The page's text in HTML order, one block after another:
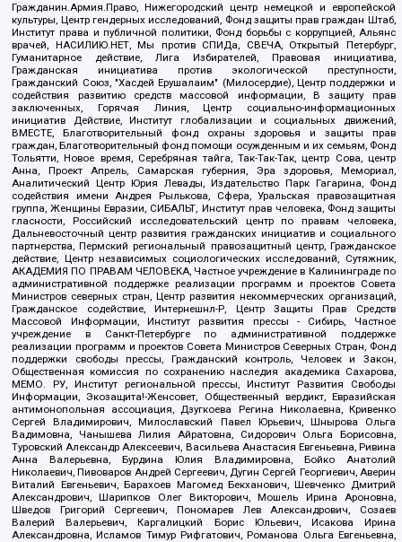
Гражданин.Армия.Право, Нижегородский центр немецкой и европейской
культуры, Центр гендерных исследований, Фонд защиты прав граждан Штаб,
Институт права и публичной политики, Фонд борьбы с коррупцией, Альянс
врачей, НАСИЛИЮ.НЕТ, Мы против СПИДа, СВЕЧА, Открытый Петербург,
Гуманитарное действие, Лига Избирателей, Правовая инициатива,
Гражданская инициатива против экологической преступности,
Гражданский Союз, "Хасдей Ерушалаим" (Милосердие), Центр поддержки и
содействия развитию средств массовой информации, В защиту прав
заключенных, Горячая Линия, Центр социально-информационных
инициатив Действие, Институт глобализации и социальных движений,
ВМЕСТЕ, Благотворительный фонд охраны здоровья и защиты прав
граждан, Благотворительный фонд помощи осужденным и их семьям, Фонд
Тольятти, Новое время, Серебряная тайга, Так-Так-Так, центр Сова, центр
Анна, Проект Апрель, Самарская губерния, Эра здоровья, Мемориал,
Аналитический Центр Юрия Левады, Издательство Парк Гагарина, Фонд
содействия имени Андрея Рылькова, Сфера, Уральская правозащитная
группа, Женщины Евразии, СИБАЛЬТ, Институт прав человека, Фонд защиты
гласности, Российский исследовательский центр по правам человека,
Дальневосточный центр развития гражданских инициатив и социального
партнерства, Пермский региональный правозащитный центр, Гражданское
действие, Центр независимых социологических исследований, Сутяжник,
АКАДЕМИЯ ПО ПРАВАМ ЧЕЛОВЕКА, Частное учреждение в Калининграде по
административной поддержке реализации программ и проектов Совета
Министров северных стран, Центр развития некоммерческих организаций,
Гражданское содействие, Интернешнл-Р, Центр Защиты Прав Средств
Массовой Информации, Институт развития прессы - Сибирь, Частное
учреждение в Санкт-Петербурге по административной поддержке
реализации программ и проектов Совета Министров Северных Стран, Фонд
поддержки свободы прессы, Гражданский контроль, Человек и Закон,
Общественная комиссия по сохранению наследия академика Сахарова,
МЕМО. РУ, Институт региональной прессы, Институт Развития Свободы
Информации, Экозащита!-Женсовет, Общественный вердикт, Евразийская
антимонопольная ассоциация, Дзугкоева Регина Николаевна, Кривенко
Сергей Владимирович, Милославский Павел Юрьевич, Шнырова Ольга
Вадимовна, Чанышева Лилия Айратовна, Сидорович Ольга Борисовна,
Туровский Александр Алексеевич, Васильева Анастасия Евгеньевна, Ривина
Анна Валерьевна, Бурдина Юлия Владимировна, Бойко Анатолий
Николаевич, Пивоваров Андрей Сергеевич, Дугин Сергей Георгиевич, Аверин
Виталий Евгеньевич, Барахоев Магомед Бекханович, Шевченко Дмитрий
Александрович, Шарипков Олег Викторович, Мошель Ирина Ароновна,
Шведов Григорий Сергеевич, Пономарев Лев Александрович, Созаев
Валерий Валерьевич, Каргалицкий Борис Юльевич, Исакова Ирина
Александровна, Исламов Тимур Рифгатович, Романова Ольга Евгеньевна,